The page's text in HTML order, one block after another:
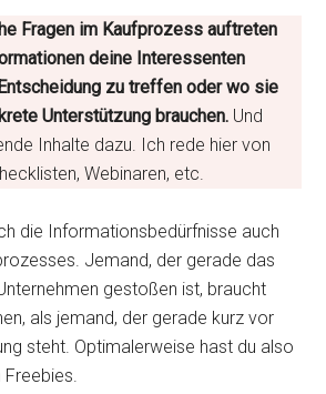
Fragen im Kaufprozess auftreten
deine Interessenten
zu treffen oder wo sie
Unterstützung brauchen. Und
Inhalte dazu. Ich rede hier von
Webinaren, etc.
die Informationsbedürfnisse auch
Jemand, der gerade das
gestoßen ist, braucht
als jemand, der gerade kurz vor
steht. Optimalerweise hast du also
Freebies.